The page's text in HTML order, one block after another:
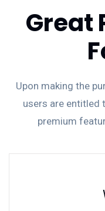
Great
Upon making the
users are entitled
premium